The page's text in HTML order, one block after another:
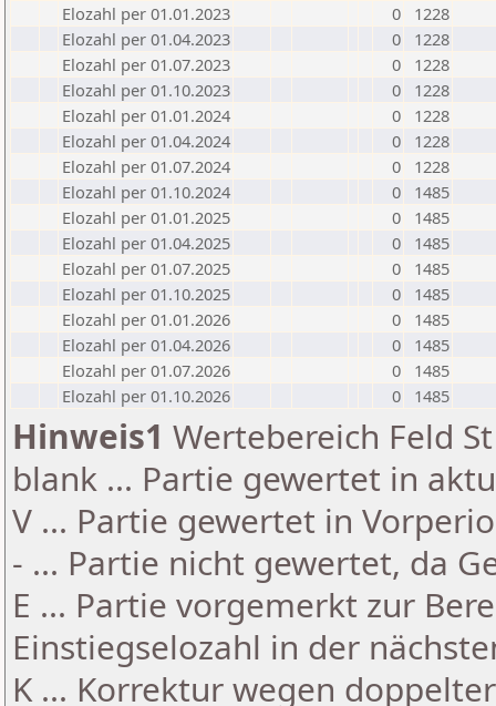
Elozahl per 01.01.2023
0
1228
Elozahl per 01.04.2023
0
1228
Elozahl per 01.07.2023
0
1228
Elozahl per 01.10.2023
0
1228
Elozahl per 01.01.2024
0
1228
Elozahl per 01.04.2024
0
1228
Elozahl per 01.07.2024
0
1228
Elozahl per 01.10.2024
0
1485
Elozahl per 01.01.2025
0
1485
Elozahl per 01.04.2025
0
1485
Elozahl per 01.07.2025
0
1485
Elozahl per 01.10.2025
0
1485
Elozahl per 01.01.2026
0
1485
Elozahl per 01.04.2026
0
1485
Elozahl per 01.07.2026
0
1485
Elozahl per 01.10.2026
0 1485
Hinweis1 Wertebereich Feld
blank ... Partie gewertet in
V ... Partie gewertet in
- ... Partie nicht gewertet, da
E ... Partie vorgemerkt zur
Einstiegselozahl in der
K ... Korrektur wegen